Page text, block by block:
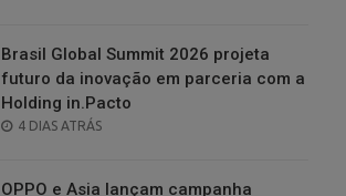
Brasil Global Summit 2026 projeta
futuro da inovação em parceria com a
Holding in.Pacto
POSTED
4 DIAS ATRÁS
OPPO e Asia lançam campanha